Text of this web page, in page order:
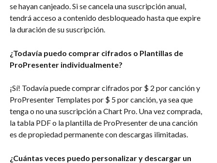
se hayan canjeado. Si se cancela una suscripción anual,
tendrá acceso a contenido desbloqueado hasta que expire
la duración de su suscripción.
¿Todavía puedo comprar cifrados o Plantillas de
ProPresenter individualmente?
¡Sí! Todavía puede comprar cifrados por $ 2 por canción y
ProPresenter Templates por $ 5 por canción, ya sea que
tenga o no una suscripción a Chart Pro. Una vez comprada,
la tabla PDF o la plantilla de ProPresenter de una canción
es de propiedad permanente con descargas ilimitadas.
¿Cuántas veces puedo personalizar y descargar un